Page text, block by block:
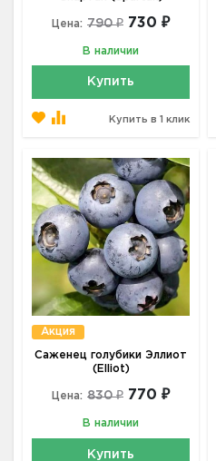
Цена: 790 ₽ 730 ₽
В наличии
Купить
Купить в 1 клик
Акция
Саженец голубики Эллиот
(Elliot)
Цена: 830 ₽ 770 ₽
В наличии
Купить